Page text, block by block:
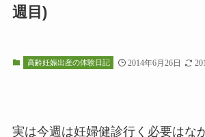
週目)
高齢妊娠出産の体験日記 2014年6月26日
実は今週は妊婦健診行く必要はな